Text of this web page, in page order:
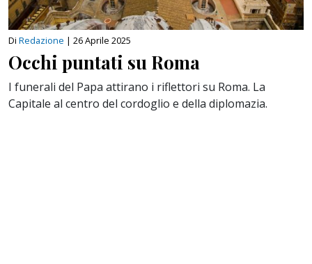
Di Redazione | 26 Aprile 2025
Occhi puntati su Roma
I funerali del Papa attirano i riflettori su Roma. La
Capitale al centro del cordoglio e della diplomazia.